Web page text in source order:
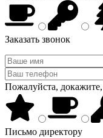
Заказать звонок
Пожалуйста,
Письмо директору